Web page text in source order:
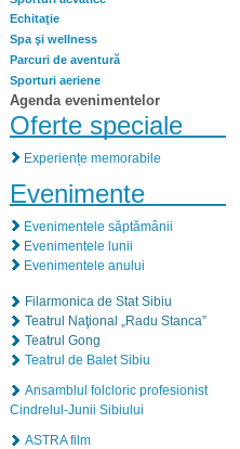
Echitaţie
Spa şi wellness
Parcuri de aventură
Sporturi aeriene
Agenda evenimentelor
Oferte speciale
Experiențe memorabile
Evenimente
Evenimentele săptămânii
Evenimentele lunii
Evenimentele anului
Filarmonica de Stat Sibiu
Teatrul Naţional „Radu Stanca”
Teatrul Gong
Teatrul de Balet Sibiu
Ansamblul folcloric profesionist
Cindrelul-Junii Sibiului
ASTRA film